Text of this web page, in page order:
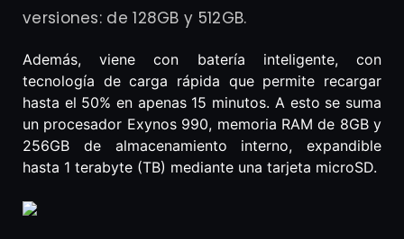
versiones: de 128GB y 512GB.
Además, viene con batería inteligente, con
tecnología de carga rápida que permite recargar
hasta el 50% en apenas 15 minutos. A esto se suma
un procesador Exynos 990, memoria RAM de 8GB y
256GB de almacenamiento interno, expandible
hasta 1 terabyte (TB) mediante una tarjeta microSD.